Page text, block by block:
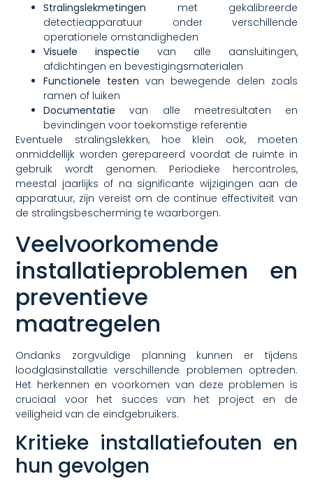
Stralingslekmetingen met gekalibreerde
detectieapparatuur onder verschillende
operationele omstandigheden
Visuele inspectie van alle aansluitingen,
afdichtingen en bevestigingsmaterialen
Functionele testen van bewegende delen zoals
ramen of luiken
Documentatie van alle meetresultaten en
bevindingen voor toekomstige referentie
Eventuele stralingslekken, hoe klein ook, moeten
onmiddellijk worden gerepareerd voordat de ruimte in
gebruik wordt genomen. Periodieke hercontroles,
meestal jaarlijks of na significante wijzigingen aan de
apparatuur, zijn vereist om de continue effectiviteit van
de stralingsbescherming te waarborgen.
Veelvoorkomende
installatieproblemen en
preventieve
maatregelen
Ondanks zorgvuldige planning kunnen er tijdens
loodglasinstallatie verschillende problemen optreden.
Het herkennen en voorkomen van deze problemen is
cruciaal voor het succes van het project en de
veiligheid van de eindgebruikers.
Kritieke installatiefouten en
hun gevolgen